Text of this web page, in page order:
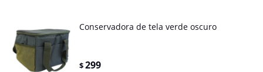
Conservadora de tela verde oscuro
$299